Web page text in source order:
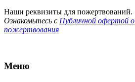
Наши реквизиты для пожертвований.
Ознакомьтесь с Публичной офертой о
пожертвования
Меню